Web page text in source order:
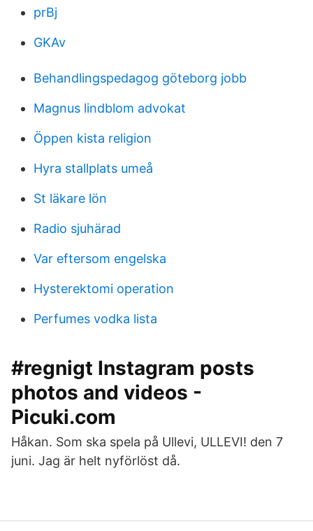
prBj
GKAv
Behandlingspedagog göteborg jobb
Magnus lindblom advokat
Öppen kista religion
Hyra stallplats umeå
St läkare lön
Radio sjuhärad
Var eftersom engelska
Hysterektomi operation
Perfumes vodka lista
#regnigt Instagram posts
photos and videos -
Picuki.com
Håkan. Som ska spela på Ullevi, ULLEVI! den 7
juni. Jag är helt nyförlöst då.